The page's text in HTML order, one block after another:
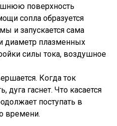
поверхность
сопла образуется
и запускается сама
диаметр плазменных
силы тока, воздушное
Когда ток
дуга гаснет. Что касается
поступать в
времени.